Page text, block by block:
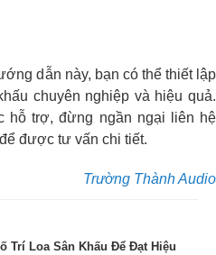
dẫn này, bạn có thể thiết lập
chuyên nghiệp và hiệu quả.
hỗ trợ, đừng ngần ngại liên hệ
được tư vấn chi tiết.
Trường Thành Audio
Trí Loa Sân Khấu Để Đạt Hiệu